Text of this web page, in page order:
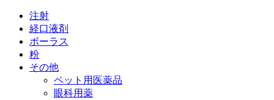
注射
経口液剤
ボーラス
粉
その他
ペット用医薬品
眼科用薬